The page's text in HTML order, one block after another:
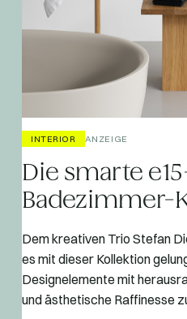
INTERIOR ANZEIGE
Die smarte
Badezimmer-
Dem kreativen Trio Stefan
es mit dieser Kollektion
Designelemente mit
und ästhetische Raffinesse